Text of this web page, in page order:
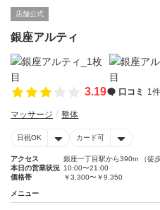
店舗公式
銀座アルティ
3.19 口コミ 1件
マッサージ 整体
日祝OK カード可
アクセス
銀座一丁目駅から390m （徒歩
本日の営業状況 10:00〜21:00
価格帯
￥3,300〜￥9,350
メニュー